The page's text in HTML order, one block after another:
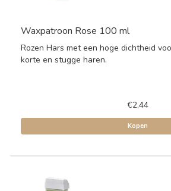
Waxpatroon Rose 100 ml
Rozen Hars met een hoge dichtheid
korte en stugge haren.
€2,44
Kopen